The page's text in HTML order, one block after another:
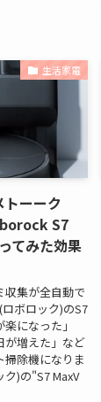
生活家電
トーーク
S7
てみた効果
収集が全自動で
ボロック)のS7
になった」
が増えた」など
掃除機になりま
)の"S7 MaxV